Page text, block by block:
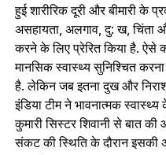
हुई शारीरिक दूरी और बीमारी के
असहायता, अलगाव, दु: ख, चिंता
करने के लिए प्रेरित किया है. ऐसे
मानसिक स्वास्थ्य सुनिश्चित
है. लेकिन जब इतना दुख और
इंडिया टीम ने भावनात्मक
कुमारी सिस्टर शिवानी से बात
संकट की स्थिति के दौरान इसकी